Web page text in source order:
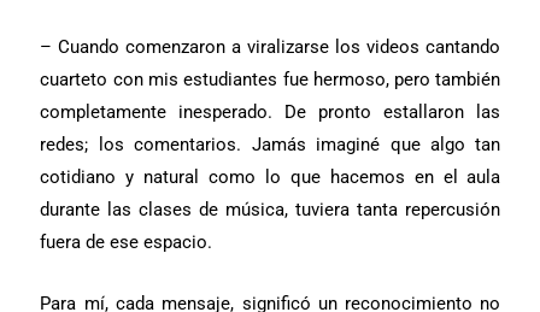
– Cuando comenzaron a viralizarse los videos cantando
cuarteto con mis estudiantes fue hermoso, pero también
completamente inesperado. De pronto estallaron las
redes; los comentarios. Jamás imaginé que algo tan
cotidiano y natural como lo que hacemos en el aula
durante las clases de música, tuviera tanta repercusión
fuera de ese espacio.
Para mí, cada mensaje, significó un reconocimiento no